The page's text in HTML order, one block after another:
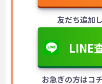
友だち追加
LINE
お急ぎの方はコ